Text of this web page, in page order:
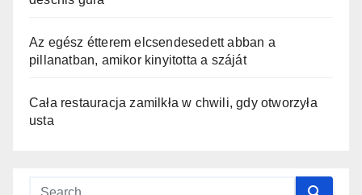
Az egész étterem elcsendesedett abban a
pillanatban, amikor kinyitotta a száját
Cała restauracja zamilkła w chwili, gdy otworzyła
usta